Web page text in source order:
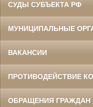
СУДЫ СУБЪЕКТА РФ
МУНИЦИПАЛЬНЫЕ
ВАКАНСИИ
ПРОТИВОДЕЙСТВИЕ
ОБРАЩЕНИЯ ГРАЖДАН